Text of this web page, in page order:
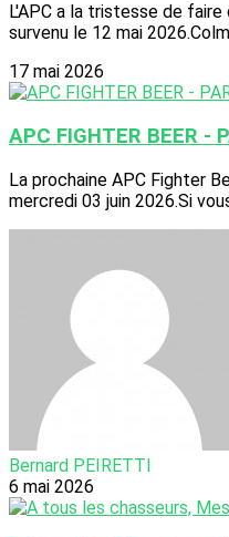
L'APC a la tristesse de faire
survenu le 12 mai
17 mai 2026
APC FIGHTER BEER -
La prochaine APC Fighter
mercredi 03 juin 2026.Si
Bernard PEIRETTI
6 mai 2026